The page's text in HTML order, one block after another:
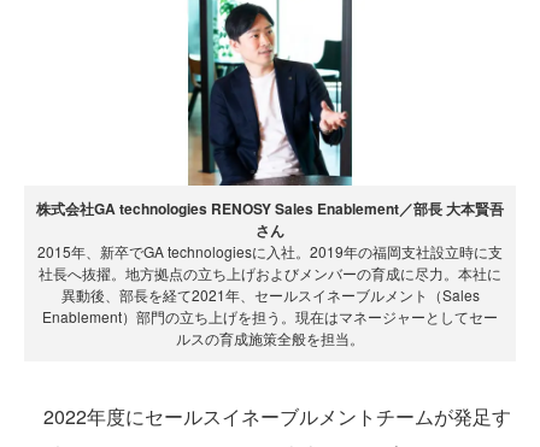
株式会社GA technologies RENOSY Sales Enablement／部長 大本賢吾
さん
2015年、新卒でGA technologiesに入社。2019年の福岡支社設立時に支
社長へ抜擢。地方拠点の立ち上げおよびメンバーの育成に尽力。本社に
異動後、部長を経て2021年、セールスイネーブルメント（Sales
Enablement）部門の立ち上げを担う。現在はマネージャーとしてセー
ルスの育成施策全般を担当。
2022年度にセールスイネーブルメントチームが発足す